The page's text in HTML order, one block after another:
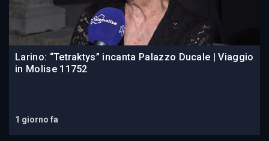
Larino: “Tetraktys” incanta Palazzo Ducale | Viaggio
in Molise 11752
1 giorno fa